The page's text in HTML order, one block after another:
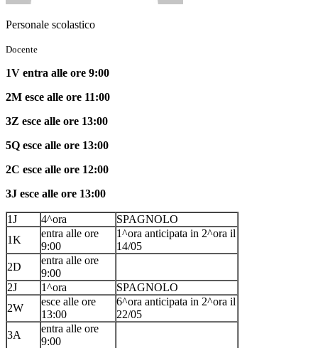
Personale scolastico
Docente
1V entra alle ore 9:00
2M esce alle ore 11:00
3Z esce alle ore 13:00
5Q esce alle ore 13:00
2C esce alle ore 12:00
3J esce alle ore 13:00
1J 4^ora
SPAGNOLO
1K
entra alle ore
9:00
1^ora anticipata in 2^ora il
14/05
2D
entra alle ore
9:00
2J
1^ora
SPAGNOLO
2W
esce alle ore
13:00
6^ora anticipata in 2^ora il
22/05
3A
entra alle ore
9:00